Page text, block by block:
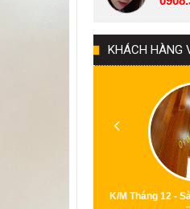
KHÁCH HÀNG
K/M Tháng 12 -